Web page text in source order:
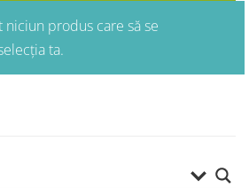
niciun produs care să se
ta.